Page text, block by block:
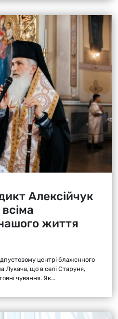
Алексійчук
життя
центрі блаженного
Лукача, що в селі Старуня,
чування. Як...